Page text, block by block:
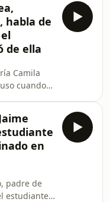
un juez
al
Lucho
habla de
de ella
Camila
cuando
en
padre de
estudiante